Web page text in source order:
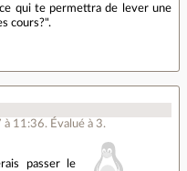
qui te permettra de lever une
cours?".
à 11:36. Évalué à 3.
passer le